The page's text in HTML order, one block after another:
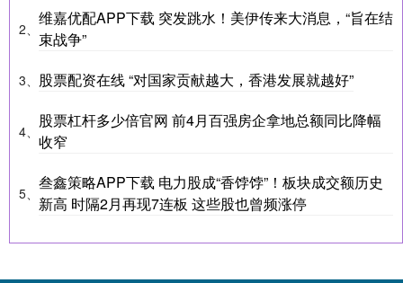
2、
维嘉优配APP下载 突发跳水！美伊传来大消息，“旨在结
束战争”
3、 股票配资在线 “对国家贡献越大，香港发展就越好”
4、
股票杠杆多少倍官网 前4月百强房企拿地总额同比降幅
收窄
5、
叁鑫策略APP下载 电力股成“香饽饽”！板块成交额历史
新高 时隔2月再现7连板 这些股也曾频涨停